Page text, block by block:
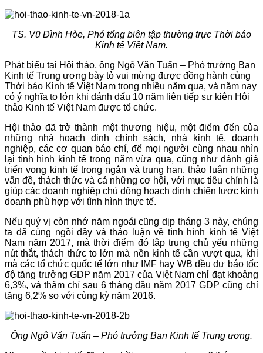
TS. Vũ Đình Hòe, Phó tổng biên tập thường trực Thời báo
Kinh tế Việt Nam.
Phát biểu tại Hội thảo, ông Ngô Văn Tuấn – Phó trưởng Ban
Kinh tế Trung ương bày tỏ vui mừng được đồng hành cùng
Thời báo Kinh tế Việt Nam trong nhiều năm qua, và năm nay
có ý nghĩa to lớn khi đánh dấu 10 năm liên tiếp sự kiện Hội
thảo Kinh tế Việt Nam được tổ chức.
Hội thảo đã trở thành một thương hiệu, một điểm đến của
những nhà hoạch định chính sách, nhà kinh tế, doanh
nghiệp, các cơ quan báo chí, để mọi người cùng nhau nhìn
lại tình hình kinh tế trong năm vừa qua, cũng như đánh giá
triển vọng kinh tế trong ngắn và trung hạn, thảo luận những
vấn đề, thách thức và cả những cơ hội, với mục tiêu chính là
giúp các doanh nghiệp chủ động hoạch định chiến lược kinh
doanh phù hợp với tình hình thực tế.
Nếu quý vị còn nhớ năm ngoái cũng dịp tháng 3 này, chúng
ta đã cùng ngồi đây và thảo luận về tình hình kinh tế Việt
Nam năm 2017, mà thời điểm đó tập trung chủ yếu những
nút thắt, thách thức to lớn mà nền kinh tế cần vượt qua, khi
mà các tổ chức quốc tế lớn như IMF hay WB đều dự báo tốc
độ tăng trưởng GDP năm 2017 của Việt Nam chỉ đạt khoảng
6,3%, và thậm chí sau 6 tháng đầu năm 2017 GDP cũng chỉ
tăng 6,2% so với cùng kỳ năm 2016.
Ông Ngô Văn Tuấn – Phó trưởng Ban Kinh tế Trung ương.